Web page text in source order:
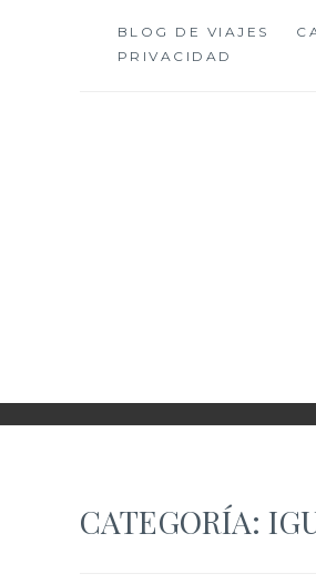
BLOG DE VIAJES
PRIVACIDAD
CATEGORÍA: